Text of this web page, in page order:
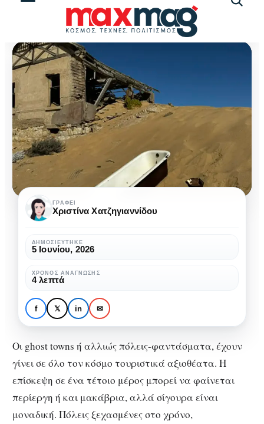
ΚΟΙΝΩΝΊΑ ΠΟΛΙΤΙΣΜΌΣ
Ghost towns: από την
εγκατάλειψη στον
τουρισμό
Ghost
towns:
από
την
εγκατάλειψη
στον
τουρισμό
ΓΡΆΦΕΙ
Χριστίνα Χατζηγιαννίδου
ΔΗΜΟΣΙΕΎΤΗΚΕ
5 Ιουνίου, 2026
ΧΡΌΝΟΣ ΑΝΆΓΝΩΣΗΣ
4 λεπτά
f 𝕏 in ✉
Οι ghost towns ή αλλιώς πόλεις-φαντάσματα, έχουν
γίνει σε όλο τον κόσμο τουριστικά αξιοθέατα. Η
επίσκεψη σε ένα τέτοιο μέρος μπορεί να φαίνεται
περίεργη ή και μακάβρια, αλλά σίγουρα είναι
μοναδική. Πόλεις ξεχασμένες στο χρόνο,